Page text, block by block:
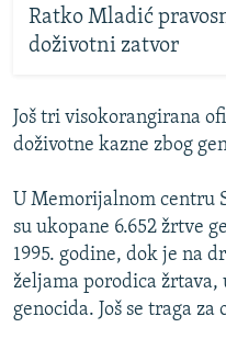
Ratko Mladić
doživotni zatvor
Još tri visokorangirana
doživotne kazne zbog
U Memorijalnom centru
su ukopane 6.652 žrtve
1995. godine, dok je na
željama porodica žrtava,
genocida. Još se traga